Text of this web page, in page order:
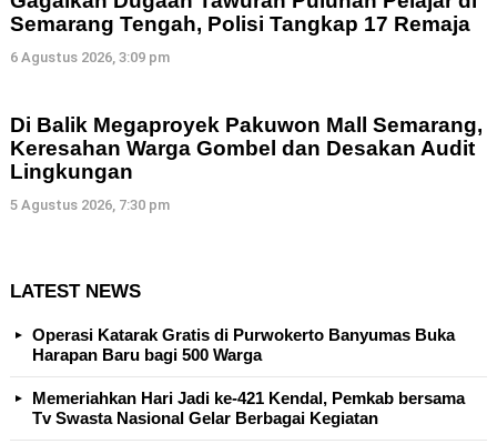
Semarang Tengah, Polisi Tangkap 17 Remaja
6 Agustus 2026, 3:09 pm
Di Balik Megaproyek Pakuwon Mall Semarang,
Keresahan Warga Gombel dan Desakan Audit
Lingkungan
5 Agustus 2026, 7:30 pm
LATEST NEWS
Operasi Katarak Gratis di Purwokerto Banyumas Buka
Harapan Baru bagi 500 Warga
Memeriahkan Hari Jadi ke-421 Kendal, Pemkab bersama
Tv Swasta Nasional Gelar Berbagai Kegiatan